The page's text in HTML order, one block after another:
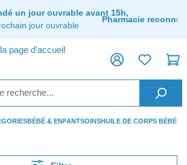
un jour ouvrable avant 15h,
jour ouvrable
Pharmacie reconnue
BÉBÉ & ENFANTSOINSHUILE DE CORPS BÉBÉ